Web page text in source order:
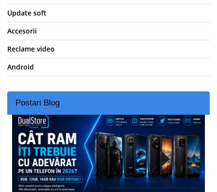
Update soft
Accesorii
Reclame video
Android
Postari Blog